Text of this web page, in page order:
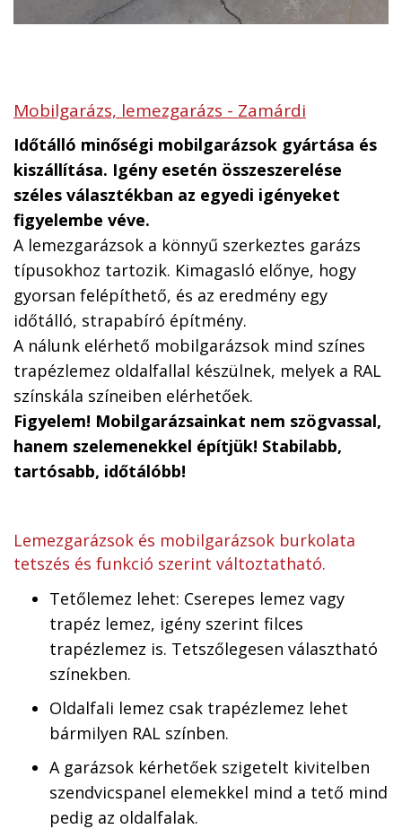
Mobilgarázs, lemezgarázs - Zamárdi
Időtálló minőségi mobilgarázsok gyártása és
kiszállítása. Igény esetén összeszerelése
széles választékban az egyedi igényeket
figyelembe véve.
A lemezgarázsok a könnyű szerkeztes garázs
típusokhoz tartozik. Kimagasló előnye, hogy
gyorsan felépíthető, és az eredmény egy
időtálló, strapabíró építmény.
A nálunk elérhető mobilgarázsok mind színes
trapézlemez oldalfallal készülnek, melyek a RAL
színskála színeiben elérhetőek.
Figyelem! Mobilgarázsainkat nem szögvassal,
hanem szelemenekkel építjük! Stabilabb,
tartósabb, időtálóbb!
Lemezgarázsok és mobilgarázsok burkolata
tetszés és funkció szerint változtatható.
Tetőlemez lehet: Cserepes lemez vagy
trapéz lemez, igény szerint filces
trapézlemez is. Tetszőlegesen választható
színekben.
Oldalfali lemez csak trapézlemez lehet
bármilyen RAL színben.
A garázsok kérhetőek szigetelt kivitelben
szendvicspanel elemekkel mind a tető mind
pedig az oldalfalak.